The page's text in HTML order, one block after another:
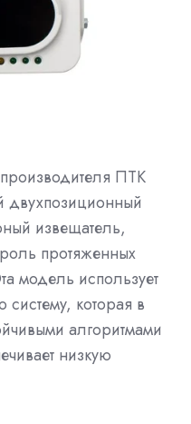
ПТК
двухпозиционный
извещатель,
протяженных
модель использует
которая в
алгоритмами
низкую